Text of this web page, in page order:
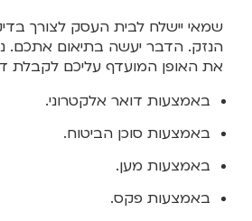
שמאי יישלח לבית העסק לצורך
הנזק. הדבר יעשה בתיאום אתכם. נא
את האופן המועדף עליכם לקבלת
באמצעות דואר אלקטרוני.
באמצעות סוכן הביטוח.
באמצעות מען.
באמצעות פקס.